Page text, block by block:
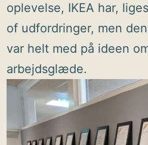
oplevelse, IKEA har,
of udfordringer, men
var helt med på ideen
arbejdsglæde.